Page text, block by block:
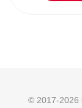
© 2017-2026